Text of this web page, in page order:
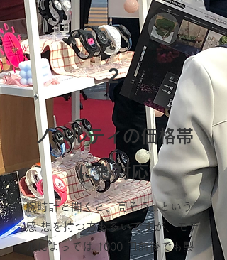
2
ノベルティの価格帯
にも対応
腕時計と聞くと、高そう...という
感 想を持つ方も多いですが、モデ
ルによっては 1000 円前後でも製